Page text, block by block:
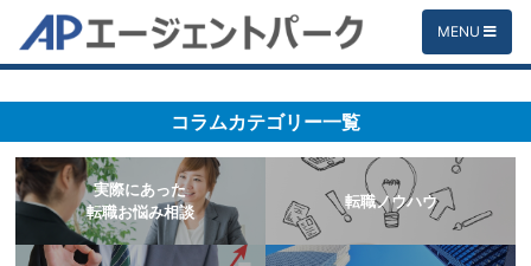
MENU
コラムカテゴリー一覧
実際にあった
転職お悩み相談
転職ノウハウ